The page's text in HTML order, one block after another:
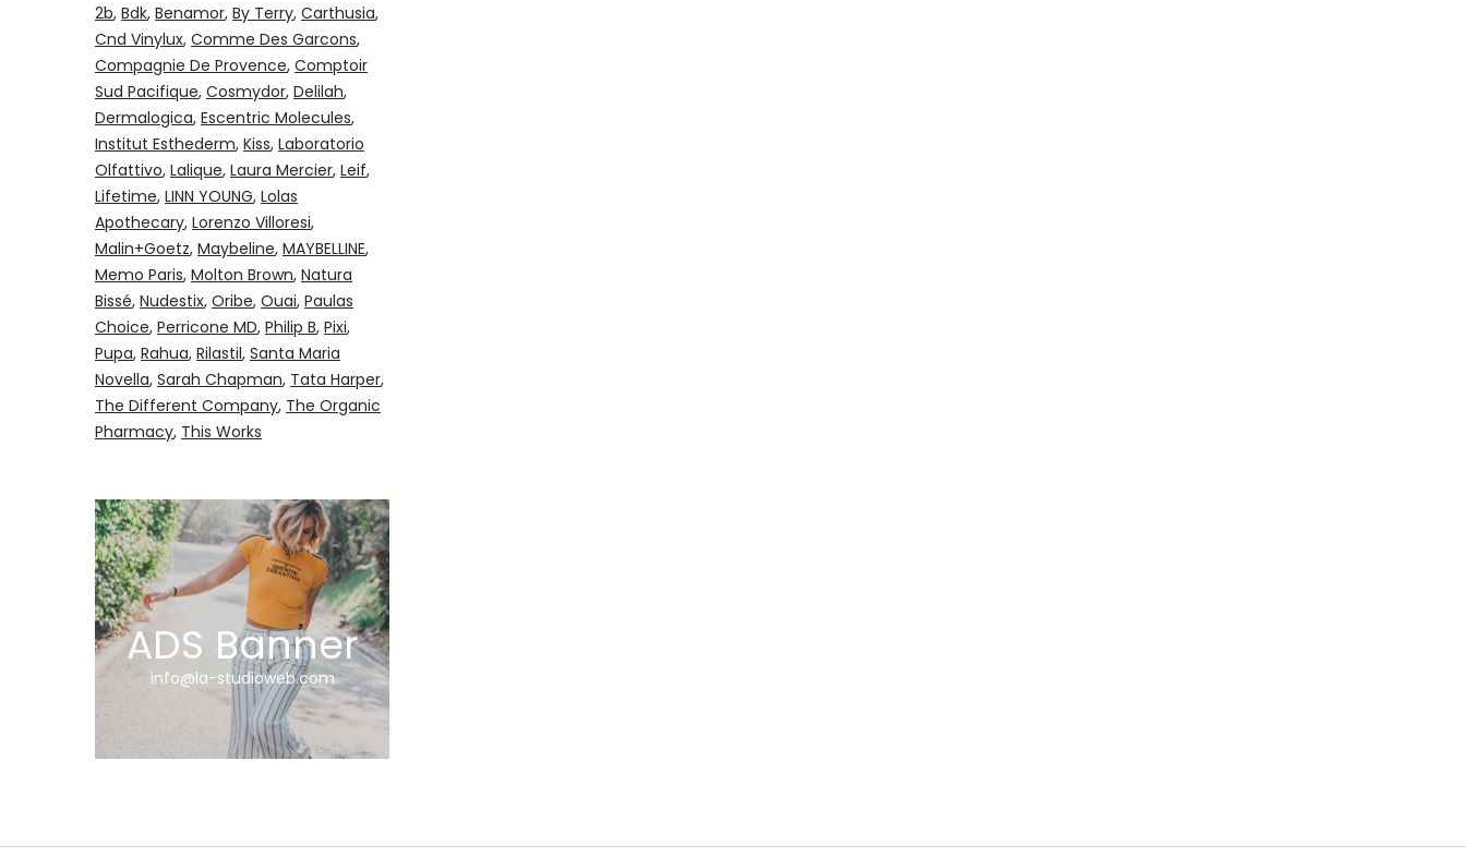
2b Bdk Benamor By Terry Carthusia
Cnd Vinylux Comme Des Garcons
Compagnie De Provence Comptoir
Sud Pacifique Cosmydor Delilah
Dermalogica Escentric Molecules
Institut Esthederm Kiss Laboratorio
Olfattivo Lalique Laura Mercier Leif
Lifetime LINN YOUNG Lolas
Apothecary Lorenzo Villoresi
Malin+Goetz Maybeline MAYBELLINE
Memo Paris Molton Brown Natura
Bissé Nudestix Oribe Ouai Paulas
Choice Perricone MD Philip B Pixi
Pupa Rahua Rilastil Santa Maria
Novella Sarah Chapman Tata Harper
The Different Company The Organic
Pharmacy This Works
ADS Banner
info@la-studioweb.com